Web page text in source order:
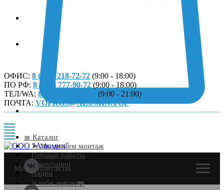
ОФИС: 8 (812) 218-72-72 (9:00 - 18:00)
ПО РФ: 8 (800) 777-90-72 (9:00 - 18:00)
ТЕЛ/WA: 8 (929) 106-72-72
(9:00 - 21:00)
ПОЧТА: VOPROS@ALUMIN.TOP
≣ Каталог
➤ Мы делаем монтаж
Готовые работы
О компании
Акции
Я тебя люблю❤️
Меню Контакты